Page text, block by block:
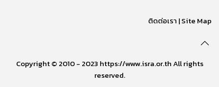
ติดต่อเรา |Site Map
Copyright © 2010 - 2023 https://www.isra.or.th All rights
reserved.